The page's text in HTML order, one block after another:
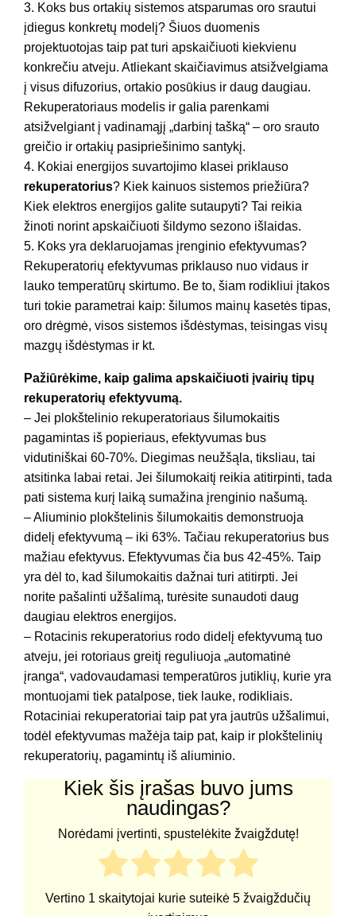
3. Koks bus ortakių sistemos atsparumas oro srautui
įdiegus konkretų modelį? Šiuos duomenis
projektuotojas taip pat turi apskaičiuoti kiekvienu
konkrečiu atveju. Atliekant skaičiavimus atsižvelgiama
į visus difuzorius, ortakio posūkius ir daug daugiau.
Rekuperatoriaus modelis ir galia parenkami
atsižvelgiant į vadinamąjį „darbinį tašką“ – oro srauto
greičio ir ortakių pasipriešinimo santykį.
4. Kokiai energijos suvartojimo klasei priklauso
rekuperatorius? Kiek kainuos sistemos priežiūra?
Kiek elektros energijos galite sutaupyti? Tai reikia
žinoti norint apskaičiuoti šildymo sezono išlaidas.
5. Koks yra deklaruojamas įrenginio efektyvumas?
Rekuperatorių efektyvumas priklauso nuo vidaus ir
lauko temperatūrų skirtumo. Be to, šiam rodikliui įtakos
turi tokie parametrai kaip: šilumos mainų kasetės tipas,
oro drėgmė, visos sistemos išdėstymas, teisingas visų
mazgų išdėstymas ir kt.
Pažiūrėkime, kaip galima apskaičiuoti įvairių tipų
rekuperatorių efektyvumą.
– Jei plokštelinio rekuperatoriaus šilumokaitis
pagamintas iš popieriaus, efektyvumas bus
vidutiniškai 60-70%. Diegimas neužšąla, tiksliau, tai
atsitinka labai retai. Jei šilumokaitį reikia atitirpinti, tada
pati sistema kurį laiką sumažina įrenginio našumą.
– Aliuminio plokštelinis šilumokaitis demonstruoja
didelį efektyvumą – iki 63%. Tačiau rekuperatorius bus
mažiau efektyvus. Efektyvumas čia bus 42-45%. Taip
yra dėl to, kad šilumokaitis dažnai turi atitirpti. Jei
norite pašalinti užšalimą, turėsite sunaudoti daug
daugiau elektros energijos.
– Rotacinis rekuperatorius rodo didelį efektyvumą tuo
atveju, jei rotoriaus greitį reguliuoja „automatinė
įranga“, vadovaudamasi temperatūros jutiklių, kurie yra
montuojami tiek patalpose, tiek lauke, rodikliais.
Rotaciniai rekuperatoriai taip pat yra jautrūs užšalimui,
todėl efektyvumas mažėja taip pat, kaip ir plokštelinių
rekuperatorių, pagamintų iš aliuminio.
Kiek šis įrašas buvo jums
naudingas?
Norėdami įvertinti, spustelėkite žvaigždutę!
Vertino 1 skaitytojai kurie suteikė 5 žvaigždučių